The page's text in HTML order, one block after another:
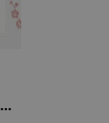
Diploma papīrs A4 Gracja GNP